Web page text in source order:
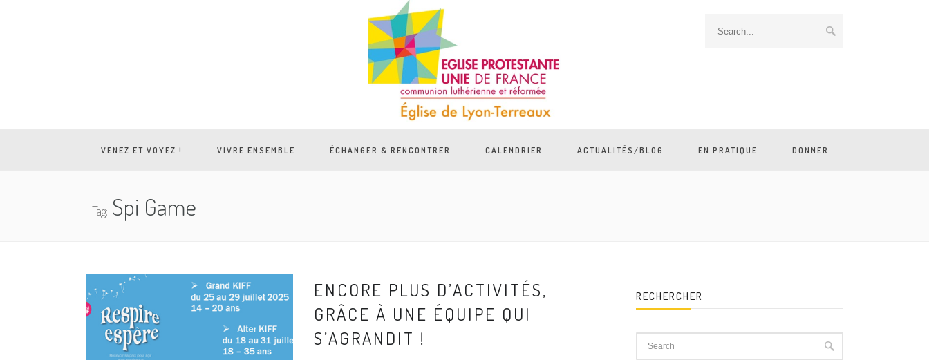
VENEZ ET VOYEZ ! VIVRE ENSEMBLE ÉCHANGER & RENCONTRER CALENDRIER ACTUALITÉS/BLOG EN PRATIQUE DONNER
Tag:Spi Game
ENCORE PLUS D’ACTIVITÉS,
GRÂCE À UNE ÉQUIPE QUI
S’AGRANDIT !
RECHERCHER